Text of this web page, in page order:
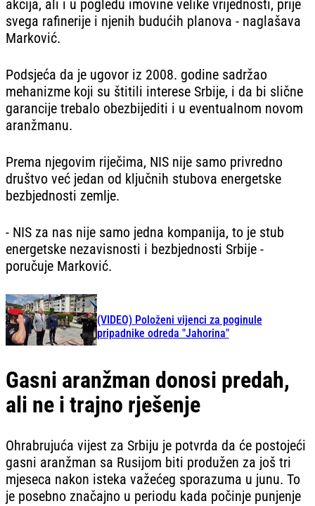
akcija, ali i u pogledu imovine velike vrijednosti, prije
svega rafinerije i njenih budućih planova - naglašava
Marković.
Podsjeća da je ugovor iz 2008. godine sadržao
mehanizme koji su štitili interese Srbije, i da bi slične
garancije trebalo obezbijediti i u eventualnom novom
aranžmanu.
Prema njegovim riječima, NIS nije samo privredno
društvo već jedan od ključnih stubova energetske
bezbjednosti zemlje.
- NIS za nas nije samo jedna kompanija, to je stub
energetske nezavisnosti i bezbjednosti Srbije -
poručuje Marković.
(VIDEO) Položeni vijenci za poginule
pripadnike odreda "Jahorina"
Gasni aranžman donosi predah,
ali ne i trajno rješenje
Ohrabrujuća vijest za Srbiju je potvrda da će postojeći
gasni aranžman sa Rusijom biti produžen za još tri
mjeseca nakon isteka važećeg sporazuma u junu. To
je posebno značajno u periodu kada počinje punjenje